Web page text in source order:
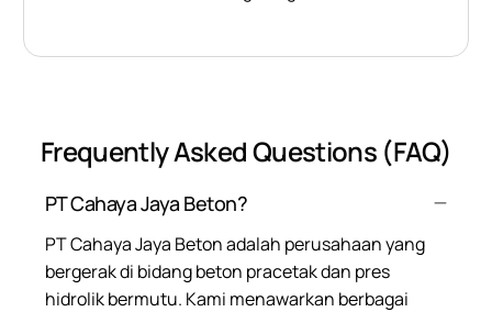
Frequently Asked Questions (FAQ)
PT Cahaya Jaya Beton?
PT Cahaya Jaya Beton adalah perusahaan yang
bergerak di bidang beton pracetak dan pres
hidrolik bermutu. Kami menawarkan berbagai